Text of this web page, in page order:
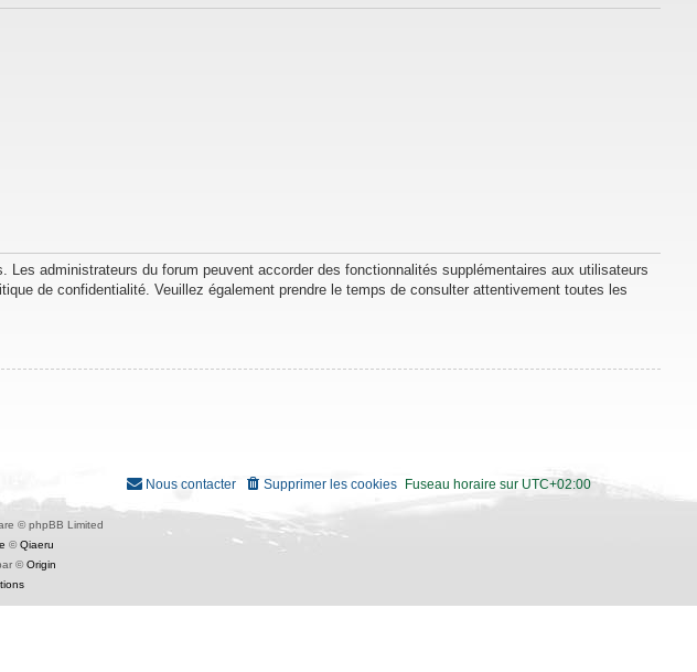
administrateurs du forum peuvent accorder des fonctionnalités supplémentaires aux utilisateurs
de confidentialité. Veuillez également prendre le temps de consulter attentivement toutes les
Fuseau horaire sur UTC+02:00
Supprimer les cookies
Nous contacter
© phpBB Limited
©Qiaeru
©Origin